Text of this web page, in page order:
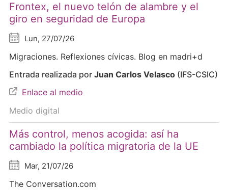
Frontex, el nuevo telón de alambre y el
giro en seguridad de Europa
Lun, 27/07/26
Migraciones. Reflexiones cívicas. Blog en madri+d
Entrada realizada por Juan Carlos Velasco(IFS-CSIC)
Enlace al medio
Medio digital
Más control, menos acogida: así ha
cambiado la política migratoria de la UE
Mar, 21/07/26
The Conversation.com